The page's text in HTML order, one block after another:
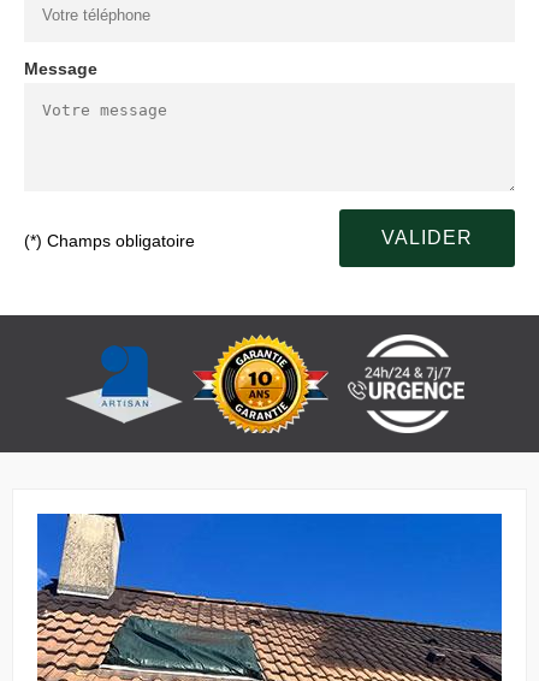
Message
(*) Champs obligatoire